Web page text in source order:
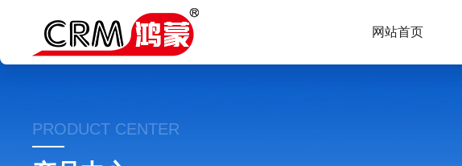
网站首页
PRODUCT CENTER